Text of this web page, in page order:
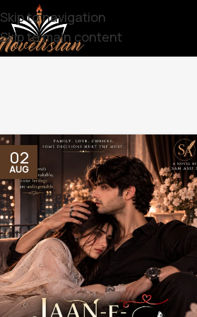
Skip to navigation
Skip to main content
02
AUG